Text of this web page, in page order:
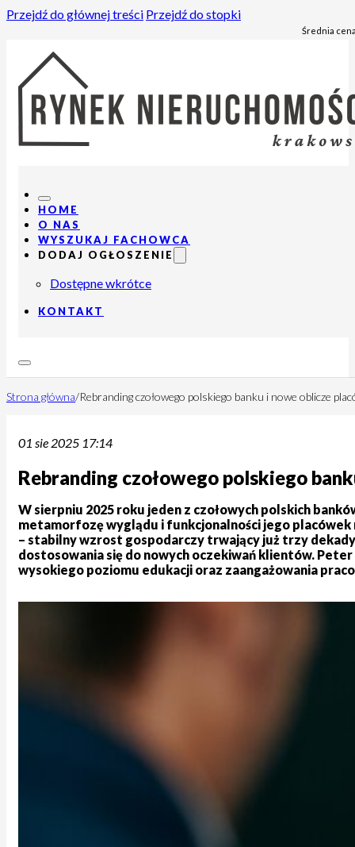
Przejdź do głównej treści Przejdź do stopki
Średnia
HOME
O NAS
WYSZUKAJ FACHOWCA
DODAJ OGŁOSZENIE
Dostępne wkrótce
KONTAKT
Strona główna/Rebranding czołowego polskiego banku i nowe oblicze
01 sie 2025 17:14
Rebranding czołowego polskiego
W sierpniu 2025 roku jeden z czołowych polskich
metamorfozę wyglądu i funkcjonalności jego placówek
– stabilny wzrost gospodarczy trwający już trzy
dostosowania się do nowych oczekiwań klientów.
wysokiego poziomu edukacji oraz zaangażowania